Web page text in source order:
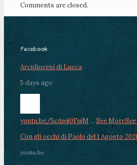
Comments are closed.
Facebook
Arcidiocesi di Lucca
5 days ago
youtu.be/5cAwjj0FujM ... See More
Con gli occhi di Paolo del 1 Agosto
youtu.be